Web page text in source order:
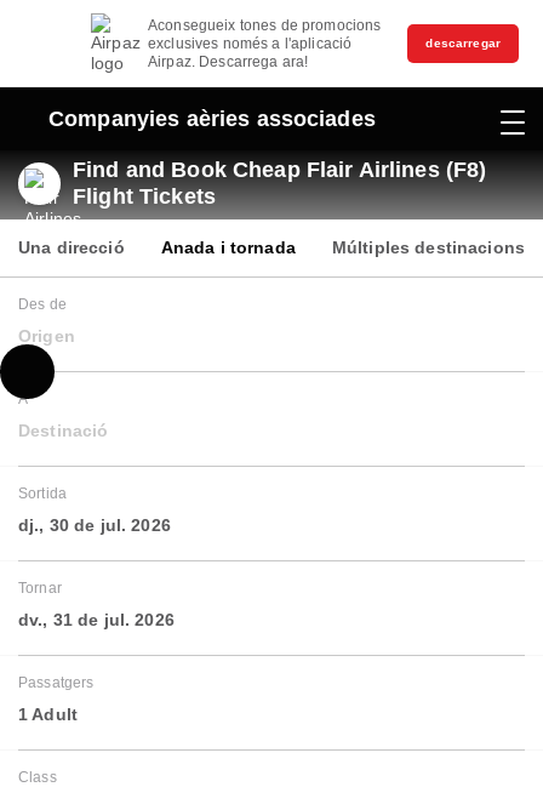
Aconsegueix tones de promocions
exclusives només a l'aplicació
Airpaz. Descarrega ara!
descarregar
Companyies aèries associades
Find and Book Cheap Flair Airlines (F8)
Flight Tickets
Una direcció Anada i tornada Múltiples destinacions
Des de
Origen
A
Destinació
Sortida
dj., 30 de jul. 2026
Tornar
dv., 31 de jul. 2026
Passatgers
1 Adult
Class